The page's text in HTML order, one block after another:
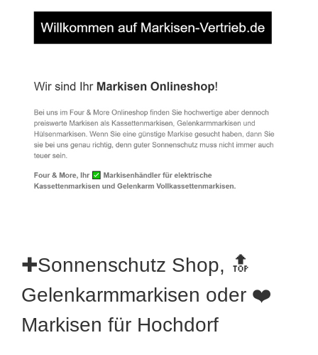
✚Sonnenschutz Shop, 🔝
Gelenkarmmarkisen oder ❤️
Markisen für Hochdorf